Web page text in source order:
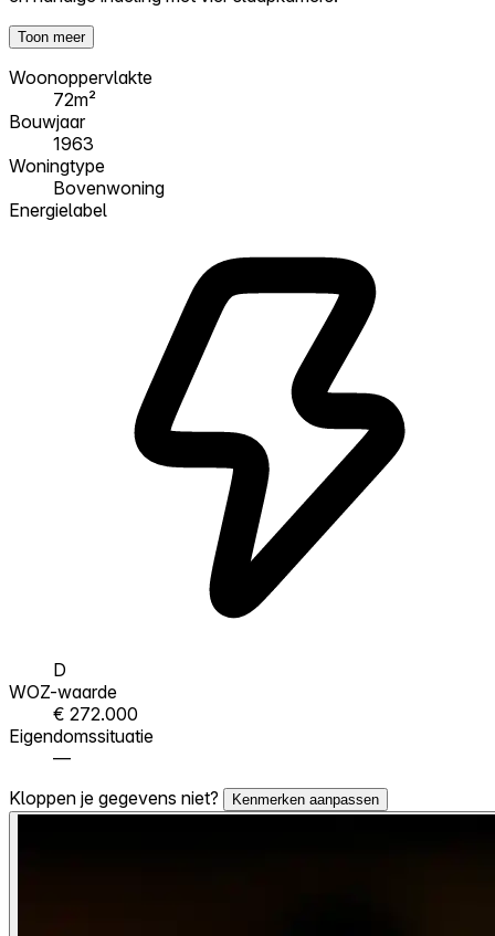
Toon meer
Woonoppervlakte
72m²
Bouwjaar
1963
Woningtype
Bovenwoning
Energielabel
D
WOZ-waarde
€ 272.000
Eigendomssituatie
—
Kloppen je gegevens niet?
Kenmerken aanpassen